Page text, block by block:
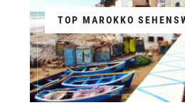
TOP MAROKKO